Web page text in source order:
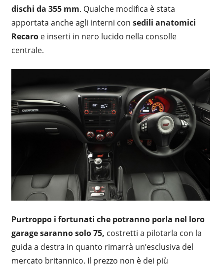
dischi da 355 mm. Qualche modifica è stata
apportata anche agli interni con sedili anatomici
Recaroe inserti in nero lucido nella consolle
centrale.
Purtroppo i fortunati che potranno porla nel loro
garage saranno solo 75, costretti a pilotarla con la
guida a destra in quanto rimarrà un’esclusiva del
mercato britannico. Il prezzo non è dei più